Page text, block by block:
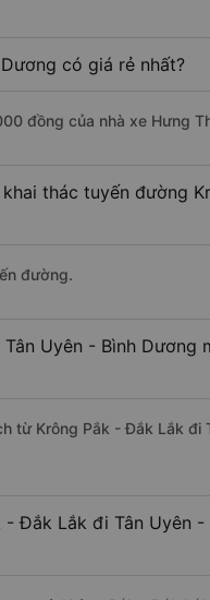
có giá rẻ nhất?
đồng của nhà xe Hưng
thác tuyến đường
đường.
Uyên - Bình Dương
từ Krông Pắk - Đắk Lắk đi
Đắk Lắk đi Tân Uyên